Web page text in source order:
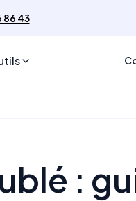
86 43
: